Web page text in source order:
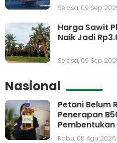
Selasa, 09 Sep
Harga Sawit
Naik Jadi
Selasa, 09 Sep
Nasional
Petani Belum
Penerapan
Rabu, 05 Agu 2026